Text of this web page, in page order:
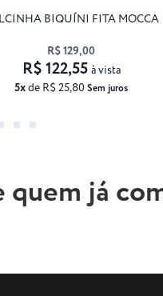
BIQUÍNI FITA MOCCA
R$ 129,00
5xde R$ 25,80 Sem juros
R$ 122,55 à vista
quem já